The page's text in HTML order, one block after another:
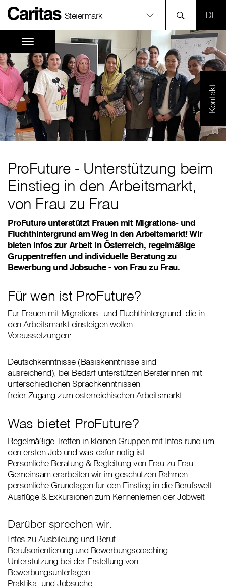
Steiermark
Kontakt
ProFuture - Unterstützung beim
Einstieg in den Arbeitsmarkt,
von Frau zu Frau
ProFuture unterstützt Frauen mit Migrations- und
Fluchthintergrund am Weg in den Arbeitsmarkt! Wir
bieten Infos zur Arbeit in Österreich, regelmäßige
Gruppentreffen und individuelle Beratung zu
Bewerbung und Jobsuche - von Frau zu Frau.
Für wen ist ProFuture?
Für Frauen mit Migrations- und Fluchthintergrund, die in
den Arbeitsmarkt einsteigen wollen.
Voraussetzungen:
Deutschkenntnisse (Basiskenntnisse sind
ausreichend), bei Bedarf unterstützen Beraterinnen mit
unterschiedlichen Sprachkenntnissen
freier Zugang zum österreichischen Arbeitsmarkt
Was bietet ProFuture?
Regelmäßige Treffen in kleinen Gruppen mit Infos rund um
den ersten Job und was dafür nötig ist
Persönliche Beratung & Begleitung von Frau zu Frau.
Gemeinsam erarbeiten wir im geschützen Rahmen
persönliche Grundlagen für den Einstieg in die Berufswelt
Ausflüge & Exkursionen zum Kennenlernen der Jobwelt
Darüber sprechen wir:
Infos zu Ausbildung und Beruf
Berufsorientierung und Bewerbungscoaching
Unterstützung bei der Erstellung von
Bewerbungsunterlagen
Praktika- und Jobsuche